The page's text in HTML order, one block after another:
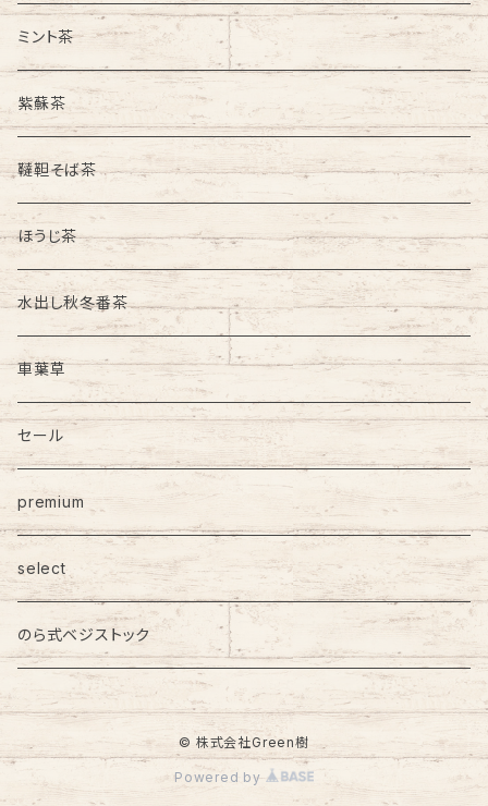
ミント茶
紫蘇茶
韃靼そば茶
ほうじ茶
水出し秋冬番茶
車葉草
セール
premium
select
のら式ベジストック
© 株式会社Green樹
Powered by